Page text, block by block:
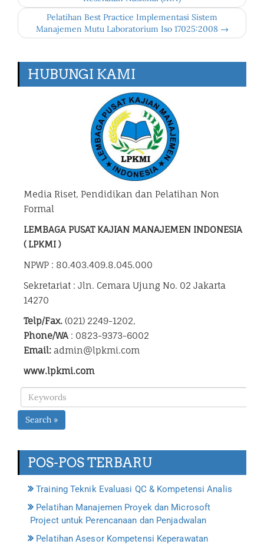
Pelatihan Best Practice Implementasi Sistem
Manajemen Mutu Laboratorium Iso 17025:2008 →
HUBUNGI KAMI
Media Riset, Pendidikan dan Pelatihan Non
Formal
LEMBAGA PUSAT KAJIAN MANAJEMEN INDONESIA
( LPKMI )
NPWP : 80.403.409.8.045.000
Sekretariat : Jln. Cemara Ujung No. 02 Jakarta
14270
Telp/Fax. (021) 2249-1202,
Phone/WA: 0823-9373-6002
Email: admin@lpkmi.com
www.lpkmi.com
Search »
POS-POS TERBARU
Training Teknik Evaluasi QC & Kompetensi Analis
Pelatihan Manajemen Proyek dan Microsoft
Project untuk Perencanaan dan Penjadwalan
Pelatihan Asesor Kompetensi Keperawatan